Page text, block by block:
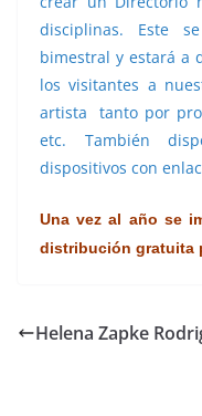
disciplinas. Este
bimestral y estará a
los visitantes a
artista tanto por
etc. También
dispositivos con
Una vez al año se
distribución gratuita
Helena Zapke